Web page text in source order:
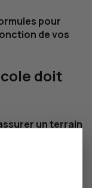
pour
de vos
doit
un terrain
ses